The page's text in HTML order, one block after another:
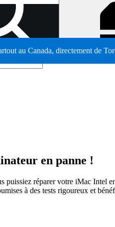
au Canada, directement de
en panne !
réparer votre iMac
à des tests rigoureux et